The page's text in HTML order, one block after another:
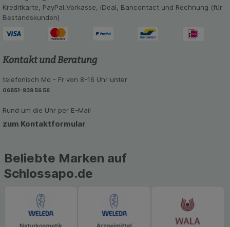
Kreditkarte, PayPal,Vorkasse, iDeal, Bancontact und Rechnung (für
Bestandskunden)
Kontakt und Beratung
telefonisch Mo - Fr von 8-16 Uhr unter
06851-939 56 56
Rund um die Uhr per E-Mail
zum Kontaktformular
Beliebte Marken auf
Schlossapo.de